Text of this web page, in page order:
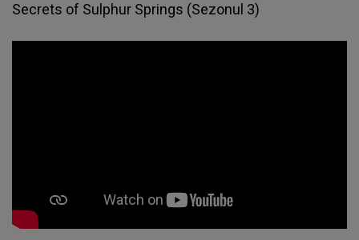
Secrets of Sulphur Springs (Sezonul 3)